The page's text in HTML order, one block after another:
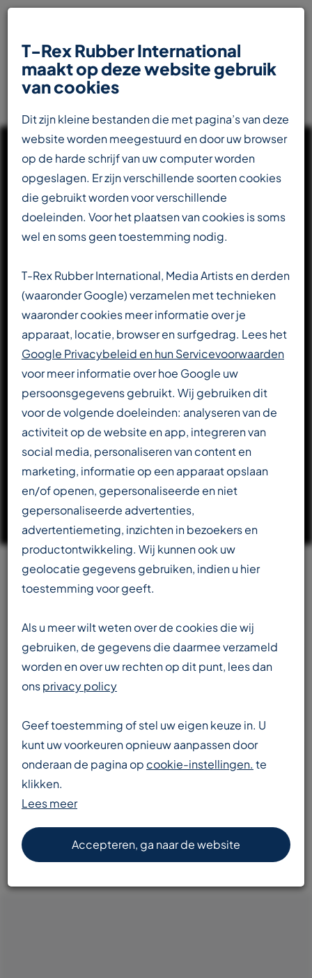
UW INTERNATIONALE
PARTNER IN DE
Totaalleverancier voor de transportbandenindustrie
DOWNLOAD CATALOGUS
LEES VERDER OVER T-REX
Team
beschikbaar in meerdere talen
Enorme voorraad
transportbanden en componenten
Snelle levering
T-Rex Rubber International
maakt op deze website gebruik
van cookies
Dit zijn kleine bestanden die met pagina’s van deze
website worden meegestuurd en door uw browser
op de harde schrijf van uw computer worden
opgeslagen. Er zijn verschillende soorten cookies
die gebruikt worden voor verschillende
doeleinden. Voor het plaatsen van cookies is soms
wel en soms geen toestemming nodig.
T-Rex Rubber International, Media Artists en derden
(waaronder Google) verzamelen met technieken
waaronder cookies meer informatie over je
apparaat, locatie, browser en surfgedrag. Lees het
Google Privacybeleid en hun Servicevoorwaarden
voor meer informatie over hoe Google uw
persoonsgegevens gebruikt. Wij gebruiken dit
voor de volgende doeleinden: analyseren van de
activiteit op de website en app, integreren van
social media, personaliseren van content en
marketing, informatie op een apparaat opslaan
en/of openen, gepersonaliseerde en niet
gepersonaliseerde advertenties,
advertentiemeting, inzichten in bezoekers en
productontwikkeling. Wij kunnen ook uw
geolocatie gegevens gebruiken, indien u hier
toestemming voor geeft.
Als u meer wilt weten over de cookies die wij
gebruiken, de gegevens die daarmee verzameld
worden en over uw rechten op dit punt, lees dan
onsprivacy policy
Geef toestemming of stel uw eigen keuze in. U
kunt uw voorkeuren opnieuw aanpassen door
onderaan de pagina op cookie-instellingen. te
klikken.
Lees meer
Accepteren, ga naar de website